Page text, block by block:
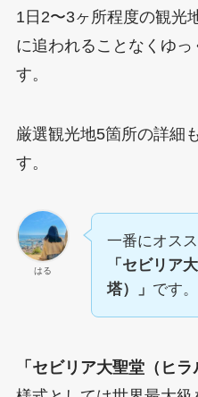
1日2〜3ヶ所程度の観光
に追われることなくゆ
す。
厳選観光地5箇所の詳細
す。
はる
一番にオス
「セビリア
塔）」 です。
「セビリア大聖堂（ヒラ